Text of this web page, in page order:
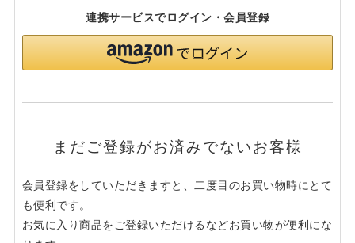
連携サービスでログイン・会員登録
まだご登録がお済みでないお客様
会員登録をしていただきますと、二度目のお買い物時にとて
も便利です。
お気に入り商品をご登録いただけるなどお買い物が便利にな